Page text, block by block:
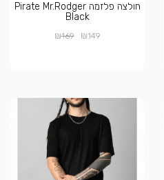
חולצה פלזמה Pirate Mr.Rodger
Black
₪149
₪169